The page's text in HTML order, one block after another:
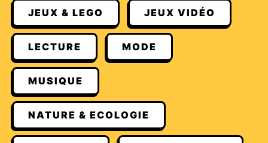
JEUX & LEGO JEUX VIDÉO
LECTURE MODE
MUSIQUE
NATURE & ECOLOGIE